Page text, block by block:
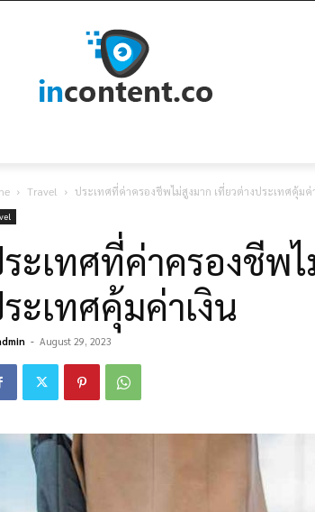
Travel ประเทศที่ค่าครองชีพไม่สูงมาก เที่ยวต่างประเทศคุ้มค่
ะเทศที่ค่าครองชีพไ
ะเทศคุ้มค่าเงิน
- August 29, 2023